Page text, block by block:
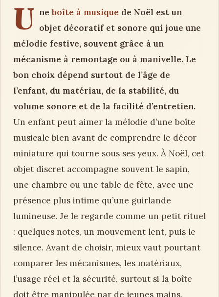
U neboîte à musique de Noël est un
objet décoratif et sonore qui joue une
mélodie festive, souvent grâce à un
mécanisme à remontage ou à manivelle. Le
bon choix dépend surtout de l’âge de
l’enfant, du matériau, de la stabilité, du
volume sonore et de la facilité d’entretien.
Un enfant peut aimer la mélodie d’une boîte
musicale bien avant de comprendre le décor
miniature qui tourne sous ses yeux. À Noël, cet
objet discret accompagne souvent le sapin,
une chambre ou une table de fête, avec une
présence plus intime qu’une guirlande
lumineuse. Je le regarde comme un petit rituel
: quelques notes, un mouvement lent, puis le
silence. Avant de choisir, mieux vaut pourtant
comparer les mécanismes, les matériaux,
l’usage réel et la sécurité, surtout si la boîte
doit être manipulée par de jeunes mains.